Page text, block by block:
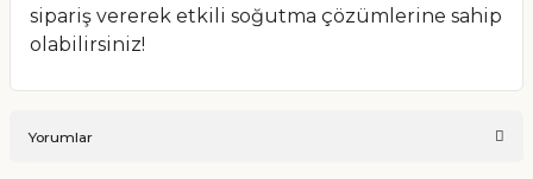
sipariş vererek etkili soğutma çözümlerine sahip
olabilirsiniz!
Yorumlar